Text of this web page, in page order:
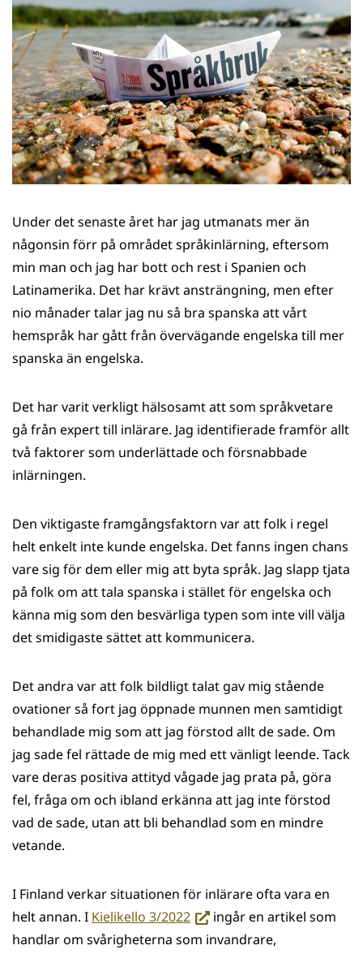
Under det senaste året har jag utmanats mer än
någonsin förr på området språkinlärning, eftersom
min man och jag har bott och rest i Spanien och
Latinamerika. Det har krävt ansträngning, men efter
nio månader talar jag nu så bra spanska att vårt
hemspråk har gått från övervägande engelska till mer
spanska än engelska.
Det har varit verkligt hälsosamt att som språkvetare
gå från expert till inlärare. Jag identifierade framför allt
två faktorer som underlättade och försnabbade
inlärningen.
Den viktigaste framgångsfaktorn var att folk i regel
helt enkelt inte kunde engelska. Det fanns ingen chans
vare sig för dem eller mig att byta språk. Jag slapp tjata
på folk om att tala spanska i stället för engelska och
känna mig som den besvärliga typen som inte vill välja
det smidigaste sättet att kommunicera.
Det andra var att folk bildligt talat gav mig stående
ovationer så fort jag öppnade munnen men samtidigt
behandlade mig som att jag förstod allt de sade. Om
jag sade fel rättade de mig med ett vänligt leende. Tack
vare deras positiva attityd vågade jag prata på, göra
fel, fråga om och ibland erkänna att jag inte förstod
vad de sade, utan att bli behandlad som en mindre
vetande.
I Finland verkar situationen för inlärare ofta vara en
helt annan. I Kielikello 3/2022 (siirryt
toiseen
ingår en artikel som
handlar om svårigheterna som invandrare,